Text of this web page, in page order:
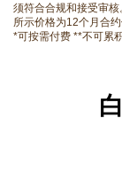
须符合合规和接受审核
所示价格为12个月合
*可按需付费 **不可累